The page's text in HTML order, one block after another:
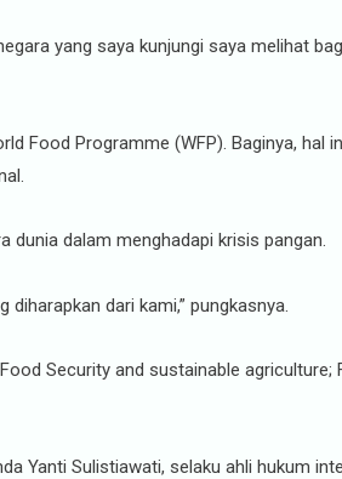
yang saya kunjungi saya melihat
Food Programme (WFP). Baginya, hal
dunia dalam menghadapi krisis pangan.
dari kami,” pungkasnya.
Security and sustainable agriculture;
Yanti Sulistiawati, selaku ahli hukum